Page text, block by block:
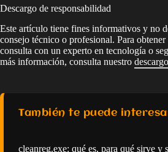
Descargo de responsabilidad
Este artículo tiene fines informativos y no
consejo técnico o profesional. Para obtener
consulta con un experto en tecnología o
más información, consulta nuestro
También te puede
cleanreg.exe: qué es, para qué sirve y